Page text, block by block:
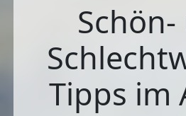
Tipps im